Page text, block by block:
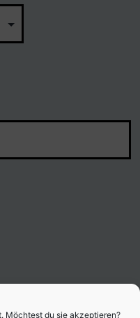
Möchtest du sie akzeptieren?